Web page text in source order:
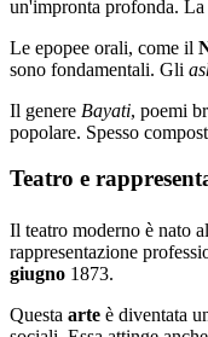
un'impronta profonda.
Le epopee orali, come il
sono fondamentali. Gli
Il genere Bayati, poemi
popolare. Spesso
Teatro e
Il teatro moderno è nato
rappresentazione
giugno 1873.
Questa arte è diventata